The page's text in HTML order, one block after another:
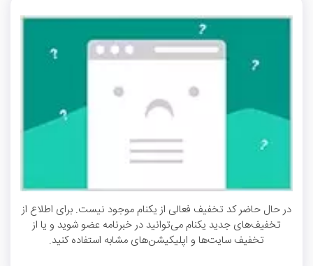
در حال حاضر کد تخفیف فعالی از یکنام موجود نیست. برای اطلاع از
تخفیف‌های جدید یکنام می‌توانید در خبرنامه عضو شوید و یا از
تخفیف سایت‌ها و اپلیکیشن‌های مشابه استفاده کنید.